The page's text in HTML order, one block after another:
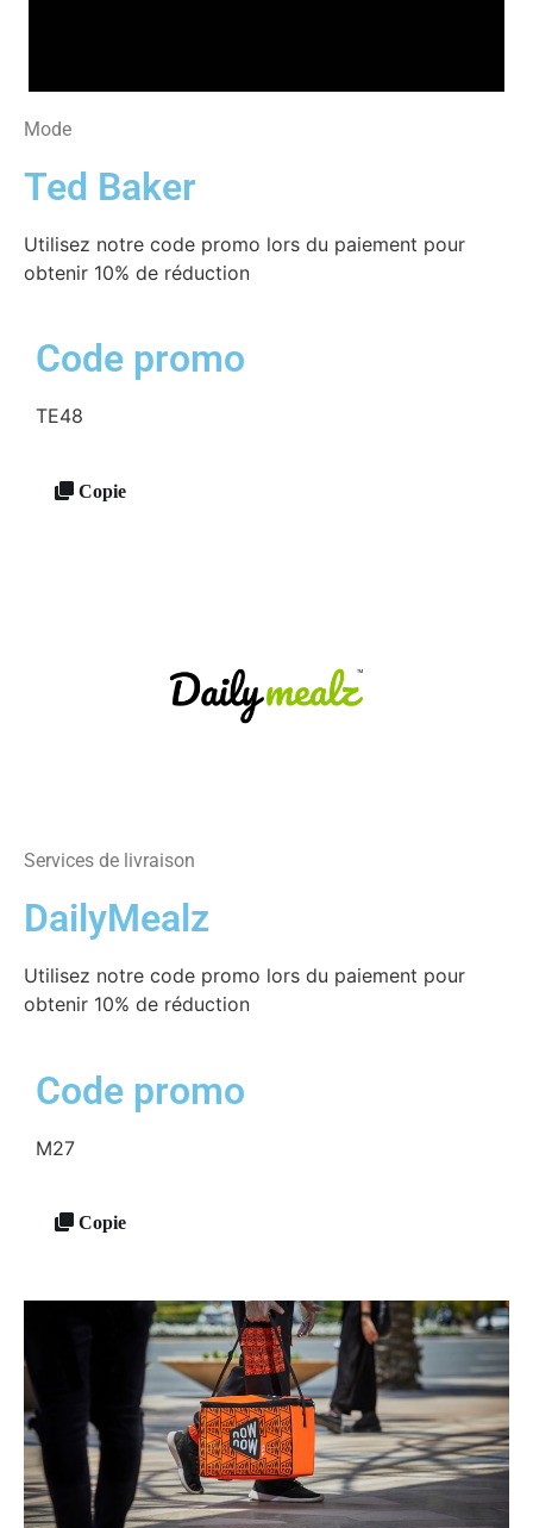
Mode
Ted Baker
Utilisez notre code promo lors du paiement pour
obtenir 10% de réduction
Code promo
TE48
Copie
Services de livraison
DailyMealz
Utilisez notre code promo lors du paiement pour
obtenir 10% de réduction
Code promo
M27
Copie